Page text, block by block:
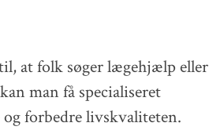
at folk søger lægehjælp eller
kan man få specialiseret
forbedre livskvaliteten.